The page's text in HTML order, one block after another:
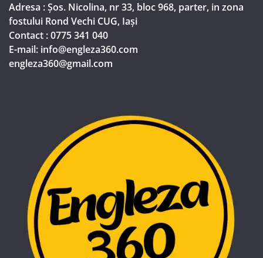
Adresa : Șos. Nicolina, nr 33, bloc 968, parter, in zona
fostului Rond Vechi CUG, Iași
Contact : 0775 341 040
E-mail: info@engleza360.com​
engleza360@gmail.com​